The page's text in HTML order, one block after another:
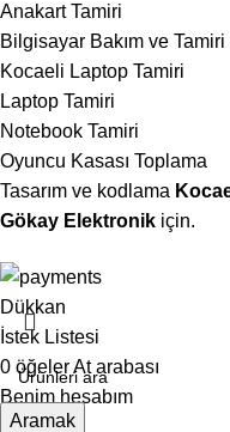
Anakart Tamiri
Bilgisayar Bakım ve Tamiri
Kocaeli Laptop Tamiri
Laptop Tamiri
Notebook Tamiri
Oyuncu Kasası Toplama
Tasarım ve kodlama
Gökay Elektronik için.
Aramak
Dükkan
İstek Listesi
0 öğelerAt arabası
Benim hesabım